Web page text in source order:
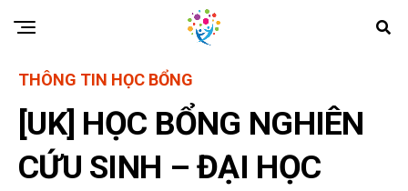
THÔNG TIN HỌC BỔNG
[UK] HỌC BỔNG NGHIÊN
CỨU SINH – ĐẠI HỌC